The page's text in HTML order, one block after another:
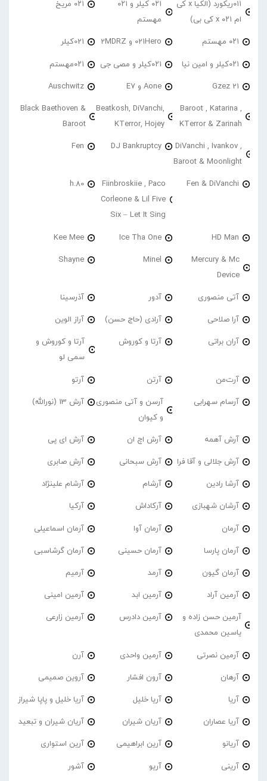
۰۱۱ریکورد (الکیا x کی
ام ۰۲۱ x کی بی)
۰۲۱ کیلر و ۰۲۱
مهستم
۰۲۱ مریخ
۰۲۱ مهستم 021Hero و 2MDRZ 021کیلر
۰۲۱کیلر و امین نیا ۰۲۱کیلر و مصی جی ۰۲۱مهستم
21 Gzez Aone و E7 Auschwitz
Baroot , Katarina ,
KTerror & Zarinah
Beatkosh, DiVanchi,
KTerror, Hojey
Black Baethoven &
Baroot
DiVanchi , Ivankov ,
Baroot & Moonlight
DJ Bankruptcy
Fen
Fen & DiVanchi
Fiinbroskiie , Paco
Corleone & Lil Five
Six – Let It Sing
h.80
HD Man
Ice Tha One
Kee Mee
Mercury & Mc
Device
Minel
Shayne
آتی منصوری آدور آذرسینا
آرا صلاحی آرادی (حاج حسن) آراز الوین
آران براتی آرتا و کوروش
آرتا و کوروش و
سمی لو
آرت‌من آرتن آرتو
آرسام سهرابی
آرسن و آتی منصوری
و کیوان
آرش 13 (نورالله)
آرش آهمه آرش اچ ان آرش ای پی
آرش جلالی و آقا فرا آرش سبحانی آرش صابری
آرشا رادین آرشام آرشام علینژاد
آرشان شهبازی آرکاداش آرکیا
آرمان آرمان آوا آرمان اسماعیلی
آرمان پارسا آرمان حسینی آرمان گرشاسبی
آرمان گیون آرمد آرمیم
آرمین آراد آرمین ابد آرمین امینی
آرمین حسن زاده و
یاسین محمدی
آرمین دادرس آرمین زارعی
آرمین نصرتی آرمین واحدی آرن
آرهان آرون افشار آروین صمیمی
آریا آریا خلیل آریا خلیل و پاپا شیراز
آریا عصاران آریان شیران آریان شیران و تبعید
آریانو آرین ابراهیمی آرین استواری
آرینی آریو آشور